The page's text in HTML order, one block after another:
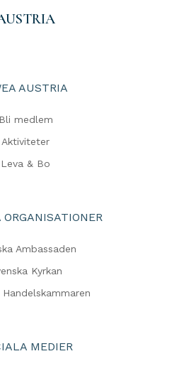
AUSTRIA
Bli medlem
Aktiviteter
Leva & Bo
ORGANISATIONER
Ambassaden
Kyrkan
Handelskammaren
MEDIER